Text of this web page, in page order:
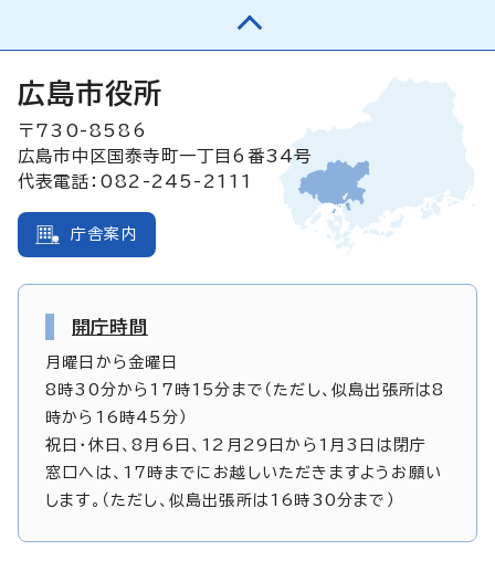
広島市役所
〒730-8586
広島市中区国泰寺町一丁目6番34号
代表電話：082-245-2111
庁舎案内
開庁時間
月曜日から金曜日
8時30分から17時15分まで（ただし、似島出張所は8
時から16時45分）
祝日・休日、8月6日、12月29日から1月3日は閉庁
窓口へは、17時までにお越しいただきますようお願い
します。（ただし、似島出張所は16時30分まで）